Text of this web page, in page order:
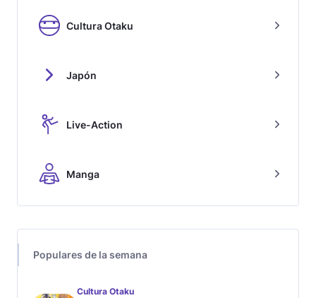
Cultura Otaku
Japón
Live-Action
Manga
Populares de la semana
Cultura Otaku